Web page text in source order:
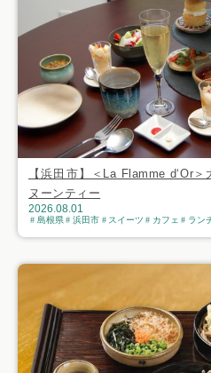
【浜田市】＜La Flamme d‘Or
ヌーンティー
2026.08.01
島根県 浜田市 スイーツ カフェ ラン